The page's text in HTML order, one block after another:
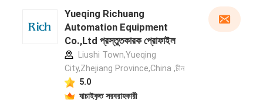
Yueqing Richuang
Automation Equipment
Co.,Ltd প্রস্তুতকারক প্রোফাইল
Liushi Town,Yueqing
City,Zhejiang Province,China ,চীন
5.0
যাচাইকৃত সরবরাহকারী